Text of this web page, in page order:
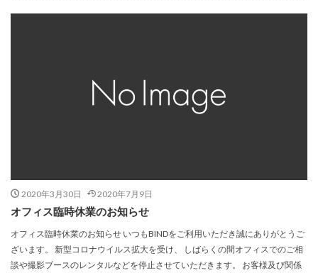
2020年3月30日 2020年7月9日
オフィス臨時休業のお知らせ
オフィス臨時休業のお知らせ いつもBINDをご利用いただき誠にありがとうご
ざいます。 新型コロナウイルス拡大を受け、 しばらくの間オフィスでのご相
談や撮影ブースのレンタルなどを停止させていただきます。 お客様及び関係